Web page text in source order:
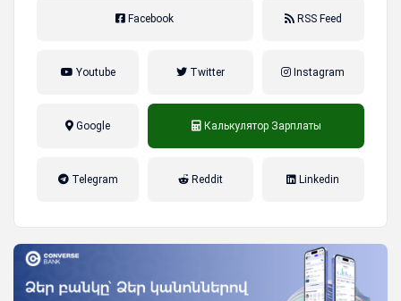
Facebook RSS Feed
Youtube Twitter Instagram
Google Калькулятор Зарплаты
Telegram Reddit Linkedin